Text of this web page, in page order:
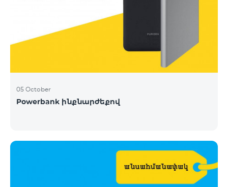
05 October
Powerbank ինքնարժեքով